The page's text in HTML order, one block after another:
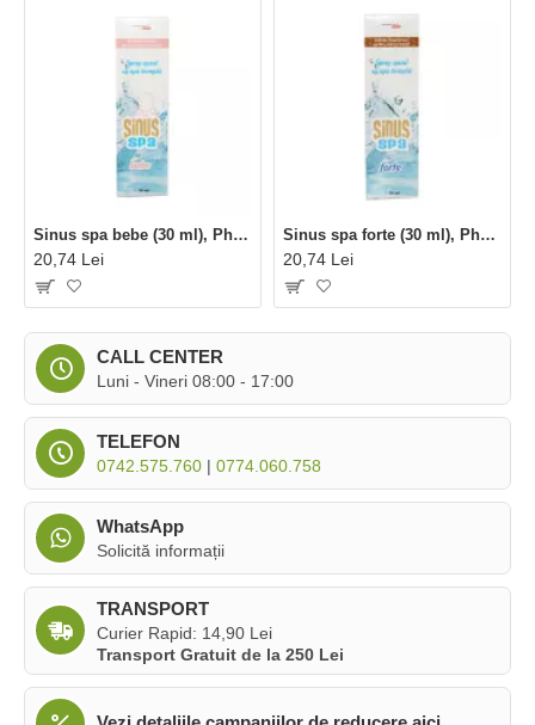
CALL CENTER
Luni - Vineri 08:00 - 17:00
TELEFON
0742.575.760 | 0774.060.758
WhatsApp
Solicită informații
TRANSPORT
Curier Rapid: 14,90 Lei
Transport Gratuit de la 250 Lei
Sinus spa bebe (30 ml), Phenalex
20,74 Lei
Sinus spa forte (30 ml), Phenalex
20,74 Lei